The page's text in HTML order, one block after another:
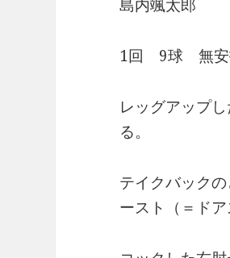
島内颯太郎
1回 9球 無
レッグアップ
る。
テイクバック
ースト（＝ド